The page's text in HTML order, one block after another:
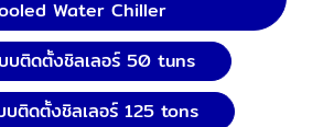
Water Chiller
บติดตั้งชิลเลอร์ 50 tuns
บติดตั้งชิลเลอร์ 125 tons